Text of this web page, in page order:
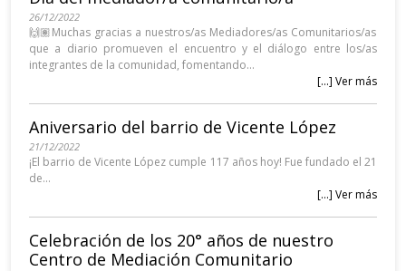
26/12/2022
🙌🏽Muchas gracias a nuestros/as Mediadores/as Comunitarios/as
que a diario promueven el encuentro y el diálogo entre los/as
integrantes de la comunidad, fomentando...
[...] Ver más
Aniversario del barrio de Vicente López
21/12/2022
¡El barrio de Vicente López cumple 117 años hoy! Fue fundado el 21
de...
[...] Ver más
Celebración de los 20° años de nuestro
Centro de Mediación Comunitario